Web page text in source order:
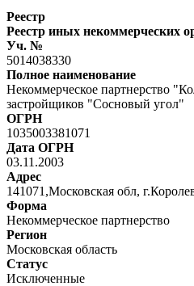
Реестр
Реестр иных некоммерческих
Уч. №
5014038330
Полное наименование
Некоммерческое партнерство
застройщиков "Сосновый угол"
ОГРН
1035003381071
Дата ОГРН
03.11.2003
Адрес
141071,Московская обл,
Форма
Некоммерческое партнерство
Регион
Московская область
Статус
Исключенные